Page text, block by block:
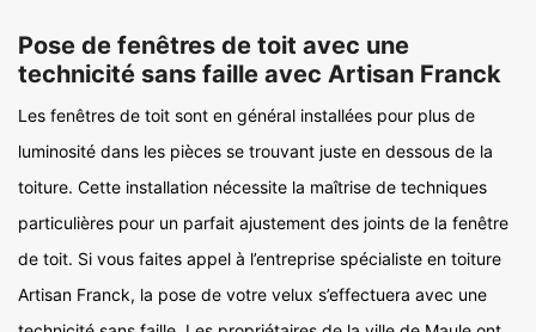
Pose de fenêtres de toit avec une
technicité sans faille avec Artisan Franck
Les fenêtres de toit sont en général installées pour plus de
luminosité dans les pièces se trouvant juste en dessous de la
toiture. Cette installation nécessite la maîtrise de techniques
particulières pour un parfait ajustement des joints de la fenêtre
de toit. Si vous faites appel à l’entreprise spécialiste en toiture
Artisan Franck, la pose de votre velux s’effectuera avec une